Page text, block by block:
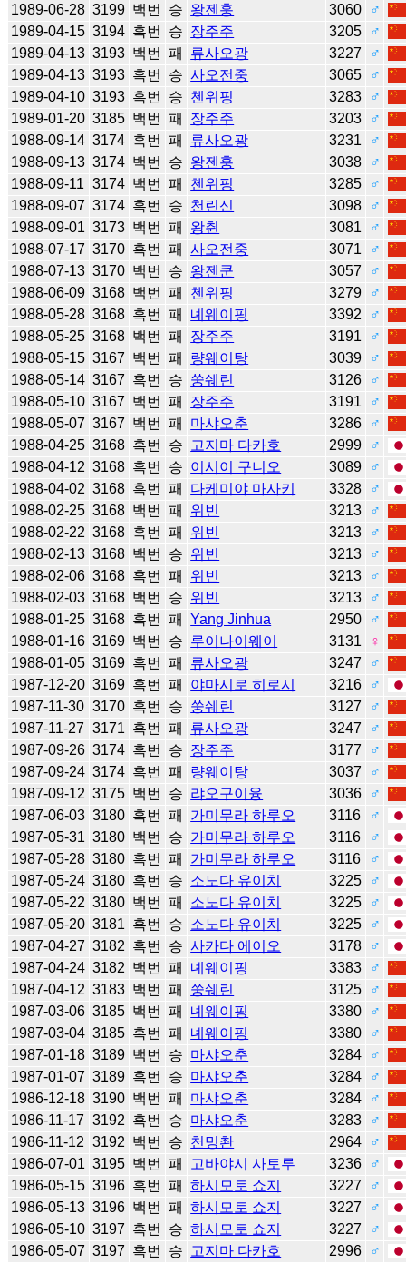
1989-06-28 3199 백번 승 왕젠훙 3060
♂
1989-04-15 3194 흑번 승 장주주 3205
♂
1989-04-13 3193 백번 패 류사오광 3227
♂
1989-04-13 3193 흑번 승 사오전중 3065
♂
1989-04-10 3193 흑번 승 첸위핑 3283
♂
1989-01-20 3185 백번 패 장주주 3203
♂
1988-09-14 3174 흑번 패 류사오광 3231
♂
1988-09-13 3174 백번 승 왕젠훙 3038
♂
1988-09-11 3174 백번 패 첸위핑 3285
♂
1988-09-07 3174 흑번 승 천린신 3098
♂
1988-09-01 3173 백번 패 왕췬 3081
♂
1988-07-17 3170 흑번 패 사오전중 3071
♂
1988-07-13 3170 백번 승 왕젠쿤 3057
♂
1988-06-09 3168 백번 패 첸위핑 3279
♂
1988-05-28 3168 흑번 패 녜웨이핑 3392
♂
1988-05-25 3168 백번 패 장주주 3191
♂
1988-05-15 3167 백번 패 량웨이탕 3039
♂
1988-05-14 3167 흑번 승 쑹쉐린 3126
♂
1988-05-10 3167 백번 패 장주주 3191
♂
1988-05-07 3167 백번 패 마샤오춘 3286
♂
1988-04-25 3168 흑번 승 고지마 다카호 2999
♂
1988-04-12 3168 흑번 승 이시이 구니오 3089
♂
1988-04-02 3168 흑번 패 다케미야 마사키 3328
♂
1988-02-25 3168 백번 패 위빈 3213
♂
1988-02-22 3168 흑번 패 위빈 3213
♂
1988-02-13 3168 백번 승 위빈 3213
♂
1988-02-06 3168 흑번 패 위빈 3213
♂
1988-02-03 3168 백번 승 위빈 3213
♂
1988-01-25 3168 흑번 패 Yang Jinhua 2950
♂
1988-01-16 3169 백번 승 루이나이웨이 3131
♀
1988-01-05 3169 흑번 패 류사오광 3247
♂
1987-12-20 3169 흑번 패 야마시로 히로시 3216
♂
1987-11-30 3170 흑번 승 쑹쉐린 3127
♂
1987-11-27 3171 흑번 패 류사오광 3247
♂
1987-09-26 3174 흑번 승 장주주 3177
♂
1987-09-24 3174 흑번 패 량웨이탕 3037
♂
1987-09-12 3175 백번 승 랴오구이융 3036
♂
1987-06-03 3180 흑번 패 가미무라 하루오 3116
♂
1987-05-31 3180 백번 승 가미무라 하루오 3116
♂
1987-05-28 3180 흑번 패 가미무라 하루오 3116
♂
1987-05-24 3180 흑번 승 소노다 유이치 3225
♂
1987-05-22 3180 백번 패 소노다 유이치 3225
♂
1987-05-20 3181 흑번 승 소노다 유이치 3225
♂
1987-04-27 3182 흑번 승 사카다 에이오 3178
♂
1987-04-24 3182 백번 패 녜웨이핑 3383
♂
1987-04-12 3183 백번 패 쑹쉐린 3125
♂
1987-03-06 3185 백번 패 녜웨이핑 3380
♂
1987-03-04 3185 흑번 패 녜웨이핑 3380
♂
1987-01-18 3189 백번 승 마샤오춘 3284
♂
1987-01-07 3189 흑번 승 마샤오춘 3284
♂
1986-12-18 3190 백번 패 마샤오춘 3284
♂
1986-11-17 3192 흑번 승 마샤오춘 3283
♂
1986-11-12 3192 백번 승 천밍촨 2964
♂
1986-07-01 3195 백번 패 고바야시 사토루 3236
♂
1986-05-15 3196 흑번 패 하시모토 쇼지 3227
♂
1986-05-13 3196 백번 패 하시모토 쇼지 3227
♂
1986-05-10 3197 흑번 승 하시모토 쇼지 3227
♂
1986-05-07 3197 흑번 승 고지마 다카호 2996
♂